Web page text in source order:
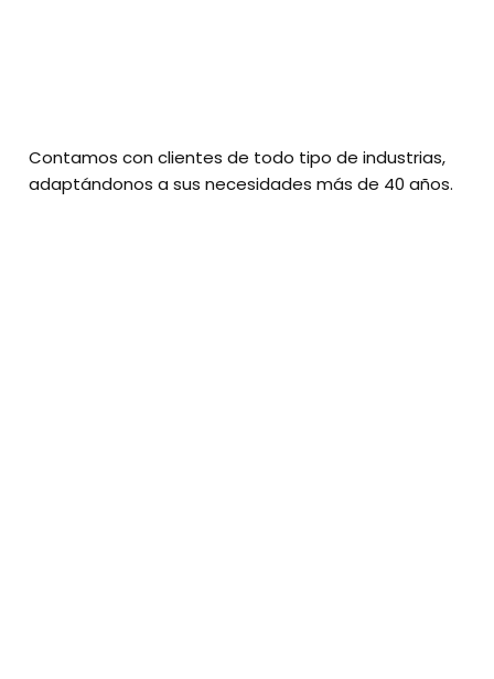
Contamos con clientes de todo tipo de industrias,
adaptándonos a sus necesidades más de 40 años.